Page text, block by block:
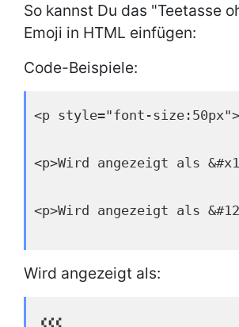
So kannst Du das "Teetasse
Emoji in HTML einfügen:
Code-Beispiele:
<p style="font-
<p>Wird angezeigt als
<p>Wird angezeigt als
Wird angezeigt als: